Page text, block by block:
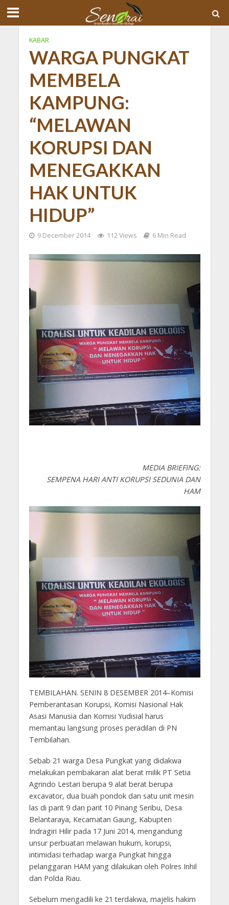
KABAR
WARGA PUNGKAT
MEMBELA
KAMPUNG:
“MELAWAN
KORUPSI DAN
MENEGAKKAN
HAK UNTUK
HIDUP”
9 December 2014 112 Views 6 Min Read
MEDIA BRIEFING:
SEMPENA HARI ANTI KORUPSI SEDUNIA DAN
HAM
TEMBILAHAN. SENIN 8 DESEMBER 2014–Komisi
Pemberantasan Korupsi, Komisi Nasional Hak
Asasi Manusia dan Komisi Yudisial harus
memantau langsung proses peradilan di PN
Tembilahan.
Sebab 21 warga Desa Pungkat yang didakwa
melakukan pembakaran alat berat milik PT Setia
Agrindo Lestari berupa 9 alat berat berupa
excavator, dua buah pondok dan satu unit mesin
las di parit 9 dan parit 10 Pinang Seribu, Desa
Belantaraya, Kecamatan Gaung, Kabupten
Indragiri Hilir pada 17 Juni 2014, mengandung
unsur perbuatan melawan hukum, korupsi,
intimidasi terhadap warga Pungkat hingga
pelanggaran HAM yang dilakukan oleh Polres Inhil
dan Polda Riau.
Sebelum mengadili ke 21 terdakwa, majelis hakim